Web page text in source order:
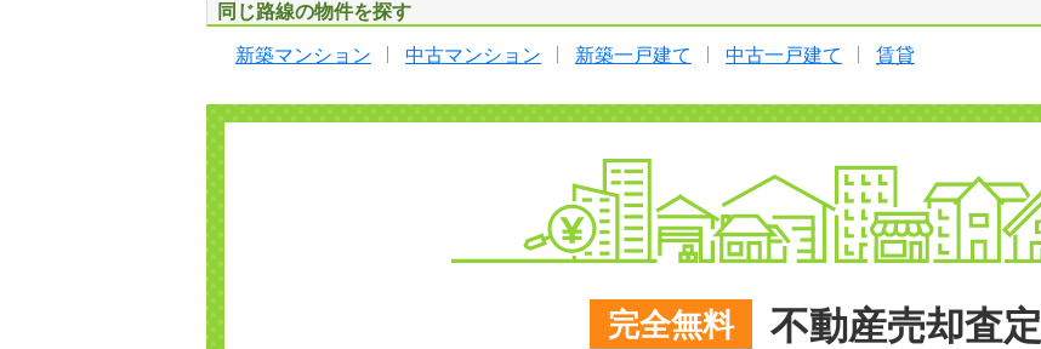
同じ路線の物件を探す
新築マンション 中古マンション 新築一戸建て 中古一戸建て 賃貸
完全無料 不動産売却査定